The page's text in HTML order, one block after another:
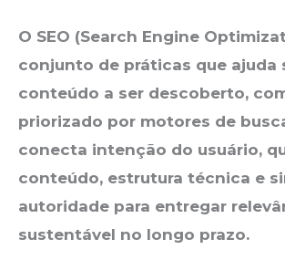
O SEO (Search Engine
conjunto de práticas que ajuda
conteúdo a ser descoberto,
priorizado por motores de
conecta intenção do usuário,
conteúdo, estrutura técnica e
autoridade para entregar
sustentável no longo prazo.